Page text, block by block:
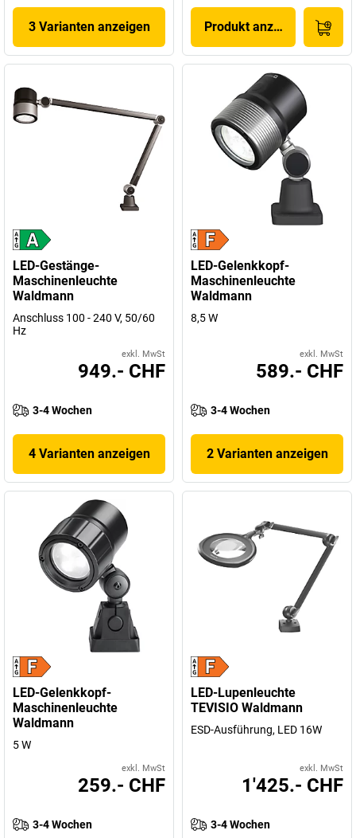
3 Varianten anzeigen Produkt anzeigen
LED-Gestänge-
Maschinenleuchte
Waldmann
Anschluss 100 - 240 V, 50/60
Hz
exkl. MwSt
949.- CHF
3-4 Wochen
4 Varianten anzeigen
LED-Gelenkkopf-
Maschinenleuchte
Waldmann
8,5 W
exkl. MwSt
589.- CHF
3-4 Wochen
2 Varianten anzeigen
LED-Gelenkkopf-
Maschinenleuchte
Waldmann
5 W
exkl. MwSt
259.- CHF
3-4 Wochen
LED-Lupenleuchte
TEVISIO Waldmann
ESD-Ausführung, LED 16W
exkl. MwSt
1'425.- CHF
3-4 Wochen